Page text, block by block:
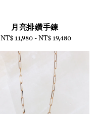
月亮排鑽手鍊
Regular
NT$ 11,980 -NT$ 19,480